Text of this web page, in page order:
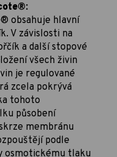
obsahuje hlavní
V závislosti na
a další stopové
všech živin
je regulované
zcela pokrývá
tohoto
působení
membránu
podle
osmotickému tlaku